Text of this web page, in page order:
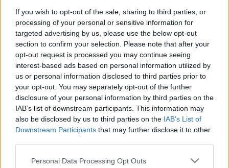
If you wish to opt-out of the sale, sharing to third parties, or
processing of your personal or sensitive information for
targeted advertising by us, please use the below opt-out
section to confirm your selection. Please note that after your
opt-out request is processed you may continue seeing
interest-based ads based on personal information utilized by
us or personal information disclosed to third parties prior to
your opt-out. You may separately opt-out of the further
disclosure of your personal information by third parties on the
IAB’s list of downstream participants. This information may
also be disclosed by us to third parties on the IAB’s List of
Downstream Participants that may further disclose it to other
Please note that this website/app uses one or more Google
Personal Data Processing Opt Outs
feladat a vadludak elkészítése volt. Szeretném
bemutatni Nektek hogyan lehet 8 különböző
módszerrel elkészíteni ezt a nagyon népszerű
blokkot. Flippy Corners Először azt a metódust
mutatom, amit a faliképnél is használtunk…
Varrtunk a szabadban! Idén is!
nfo•2013. június 15.
Varrós vasárnap - monokrómok
2013. február 20.